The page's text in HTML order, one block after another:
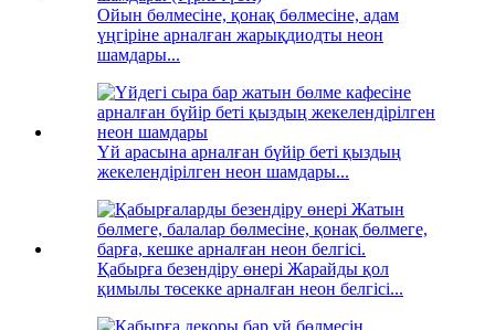
Ойын бөлмесіне, қонақ бөлмесіне, адам
үңгіріне арналған жарықдиодты неон
шамдары...
Үй арасына арналған бүйір беті қыздың
жекелендірілген неон шамдары...
Қабырға безендіру өнері Жарайды қол
қимылы төсекке арналған неон белгісі...